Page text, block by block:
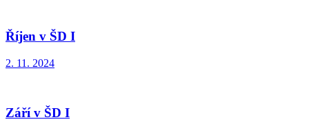
Říjen v ŠD I
2. 11. 2024
Září v ŠD I